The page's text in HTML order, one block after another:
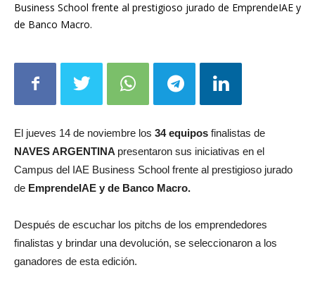
Business School frente al prestigioso jurado de EmprendeIAE y
de Banco Macro.
El jueves 14 de noviembre los 34 equipos finalistas de
NAVES ARGENTINA presentaron sus iniciativas en el
Campus del IAE Business School frente al prestigioso jurado
de EmprendeIAE y de Banco Macro.
Después de escuchar los pitchs de los emprendedores
finalistas y brindar una devolución, se seleccionaron a los
ganadores de esta edición.